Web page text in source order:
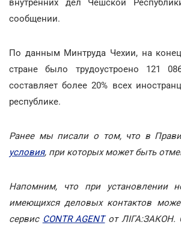
внутренних дел Чешской
сообщении.
По данным Минтруда Чехии, на
стране было трудоустроено 121
составляет более 20% всех
республике.
Ранее мы писали о том, что в
условия, при которых может быть
Напомним, что при установлении
имеющихся деловых контактов
сервис CONTR AGENTот ЛІГА:ЗАКОН.